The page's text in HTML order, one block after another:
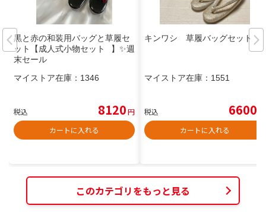
黒と赤の和装用バッグと草履セ
ット【成人式小物セット⠀】✨週
末セール
マイストア在庫： 1346
税込 8120円
カートに入れる
キンワシ 草履バッグセット
マイストア在庫： 1551
税込 6600
カートに入れる
このカテゴリをもっと見る